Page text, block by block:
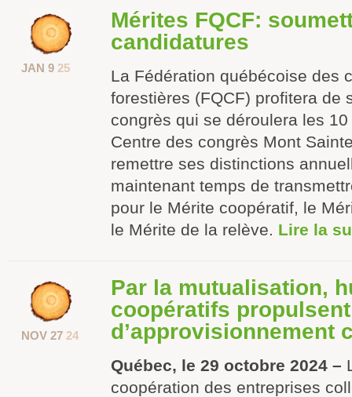
JAN 9 25
Mérites FQCF:
candidatures
La Fédération québécoise des
forestières (FQCF) profitera de
congrès qui se déroulera les
Centre des congrès Mont
remettre ses distinctions
maintenant temps de
pour le Mérite coopératif, le
le Mérite de la relève. Lire la
NOV 27 24
Par la mutualisation,
coopératifs
d’approvisionnement
Québec, le 29 octobre 2024 –
coopération des entreprises